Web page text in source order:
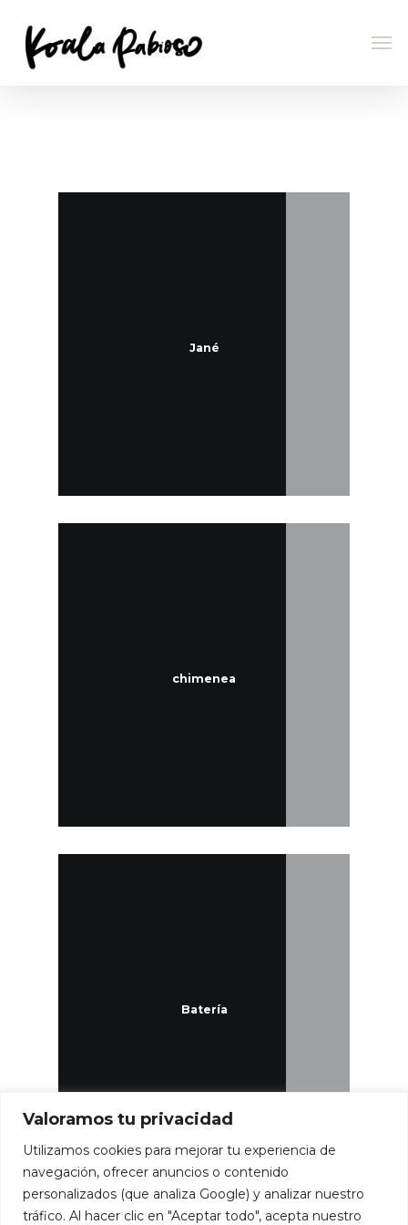
Valoramos tu privacidad
Utilizamos cookies para mejorar tu experiencia de
navegación, ofrecer anuncios o contenido
personalizados (que analiza Google) y analizar nuestro
tráfico. Al hacer clic en "Aceptar todo", acepta nuestro
Jané
chimenea
Batería